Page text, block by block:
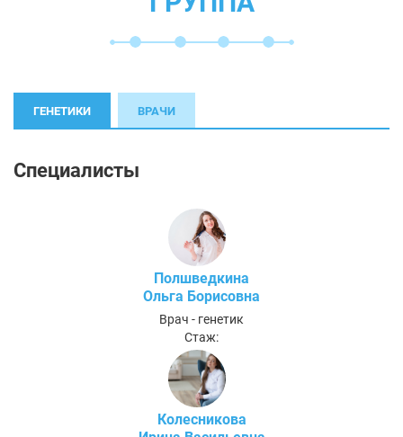
ГЕНЕТИКИ ВРАЧИ
Специалисты
Полшведкина
Ольга Борисовна
Врач - генетик
Стаж:
Колесникова